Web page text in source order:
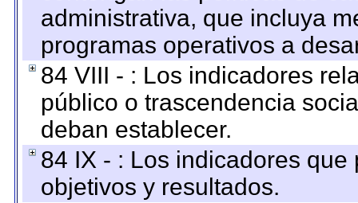
administrativa, que incluya
programas operativos a
84 VIII - : Los indicadores
público o trascendencia
deban establecer.
84 IX - : Los indicadores
objetivos y resultados.